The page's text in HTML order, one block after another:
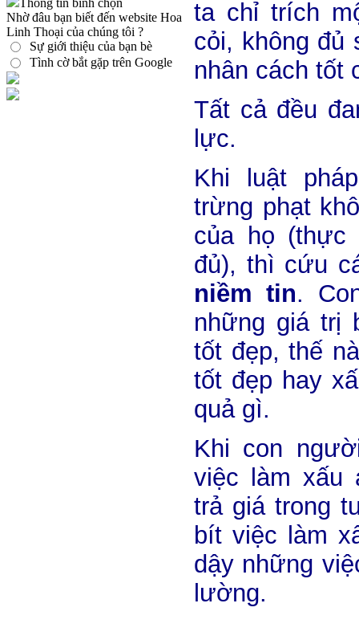
Thông tin bình chọn
Nhờ đâu bạn biết đến website Hoa
Linh Thoại của chúng tôi ?
Sự giới thiệu của bạn bè
Tình cờ bắt gặp trên Google
ta chỉ trích
cỏi, không đủ
nhân cách tốt
Tất cả đều
lực.
Khi luật
trừng phạt
của họ (thực
đủ), thì cứu
niềm tin.
những giá trị
tốt đẹp, thế
tốt đẹp hay
quả gì.
Khi con
việc làm xấu
trả giá trong
bít việc làm
dậy những
lường.